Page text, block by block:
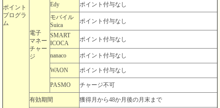
ポイント
プログラ
ム
電子
マネー
チャー
ジ
Edy
ポイント付与なし
モバイル
Suica
ポイント付与なし
SMART
ICOCA
ポイント付与なし
nanaco ポイント付与なし
WAON ポイント付与なし
PASMO チャージ不可
有効期間 獲得月から48か月後の月末まで